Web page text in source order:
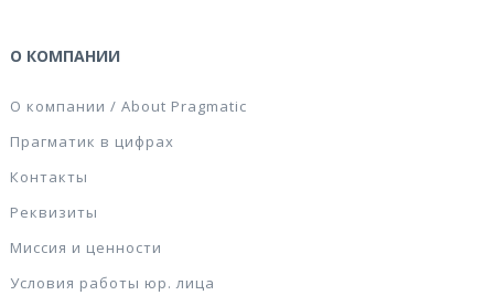
О КОМПАНИИ
О компании / About Pragmatic
Прагматик в цифрах
Контакты
Реквизиты
Миссия и ценности
Условия работы юр. лица